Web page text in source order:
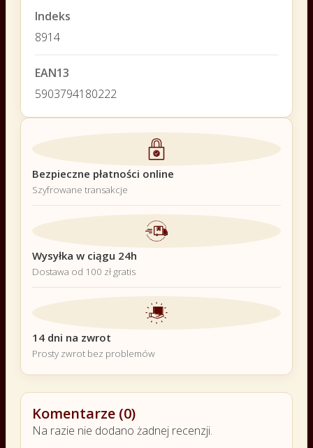
Indeks
8914
EAN13
5903794180222
Bezpieczne płatności online
Szyfrowane transakcje
Wysyłka w ciągu 24h
Dostawa od 100 zł gratis
14 dni na zwrot
Prosty zwrot bez problemów
Komentarze (0)
Na razie nie dodano żadnej recenzji.